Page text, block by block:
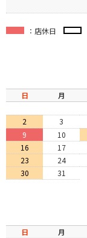
：店休日
日 月
2
3
9
10
16
17
23
24
30
31
日 月